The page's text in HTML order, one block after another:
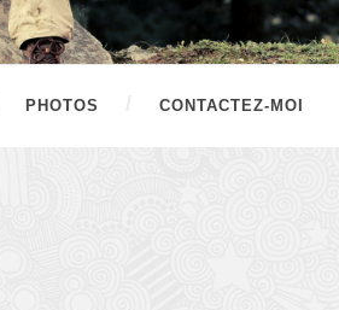
PHOTOS CONTACTEZ-MOI